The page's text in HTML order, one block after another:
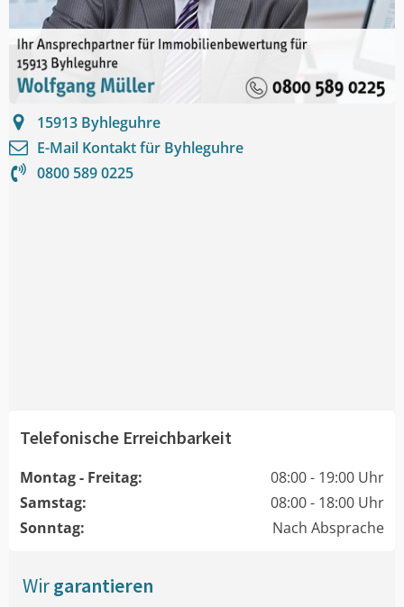
15913 Byhleguhre
E-Mail Kontakt für Byhleguhre
0800 589 0225
Telefonische Erreichbarkeit
Montag - Freitag:
08:00 - 19:00 Uhr
Samstag:
08:00 - 18:00 Uhr
Sonntag:
Nach Absprache
Wirgarantieren